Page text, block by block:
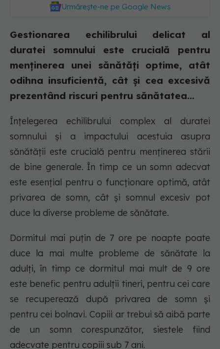
Urmărește-ne pe Google News
Gestionarea echilibrului delicat al
duratei somnului este crucială pentru
menținerea unei sănătăți optime, atât
odihna insuficientă, cât și cea excesivă
prezentând riscuri pentru sănătatea...
Înțelegerea echilibrului complex al duratei
somnului și a impactului acestuia asupra
sănătății este crucială pentru menținerea stării
de bine generale. În timp ce un somn adecvat
este esențial pentru o funcționare optimă, atât
privarea de somn, cât și somnul excesiv pot
duce la diverse probleme de sănătate.
Dormitul mai puțin de 7 ore pe noapte poate
duce la mai multe probleme de sănătate la
adulți, în timp ce dormitul mai mult de 9 ore
este benefic pentru adulții tineri, pentru cei care
se recuperează după privarea de somn și
pentru cei bolnavi. Copiii ar trebui să aibă parte
de un somn corespunzător, siestele fiind
adecvate pentru copiii sub 7 ani.